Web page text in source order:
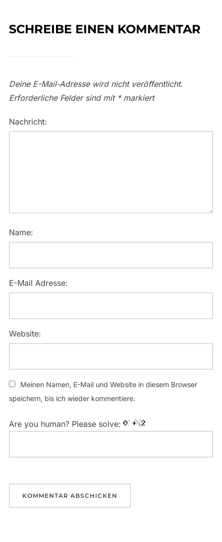
SCHREIBE EINEN KOMMENTAR
Deine E-Mail-Adresse wird nicht veröffentlicht.
Erforderliche Felder sind mit *markiert
Nachricht:
Name:
E-Mail Adresse:
Website:
Meinen Namen, E-Mail und Website in diesem Browser
speichern, bis ich wieder kommentiere.
Are you human? Please solve: